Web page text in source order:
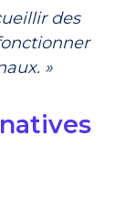
des
»